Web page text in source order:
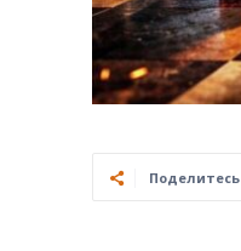
Поделитесь